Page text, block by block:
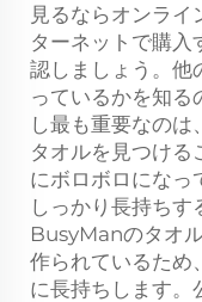
見るならオンライ
ターネットで購入
認しましょう。他
っているかを知る
し最も重要なのは
タオルを見つける
にボロボロになっ
しっかり長持ちす
BusyManのタオ
作られているため
に長持ちします。